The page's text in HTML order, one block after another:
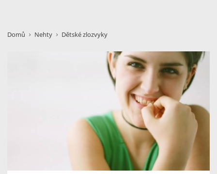
Domů Nehty Dětské zlozvyky